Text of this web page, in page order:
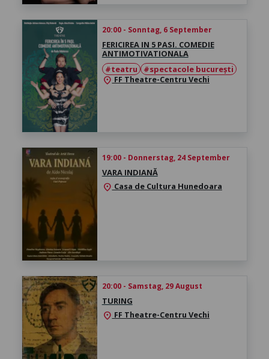
20:00 - Sonntag, 6 September
FERICIREA IN 5 PASI. COMEDIE
ANTIMOTIVATIONALA
#teatru
#spectacole bucurești
location_on FF Theatre-Centru Vechi
19:00 - Donnerstag, 24 September
VARA INDIANĂ
location_on Casa de Cultura Hunedoara
20:00 - Samstag, 29 August
TURING
location_on FF Theatre-Centru Vechi